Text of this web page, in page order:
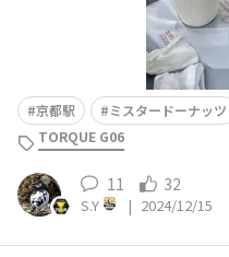
京都駅 ミスタードーナッツ
TORQUE G06
11 32
S.Y | 2024/12/15